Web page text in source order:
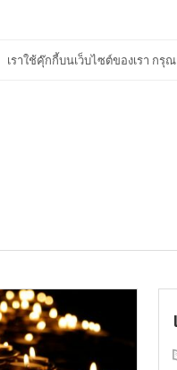
เราใช้คุ๊กกี้บนเว็บไซต์ของเรา กรุ